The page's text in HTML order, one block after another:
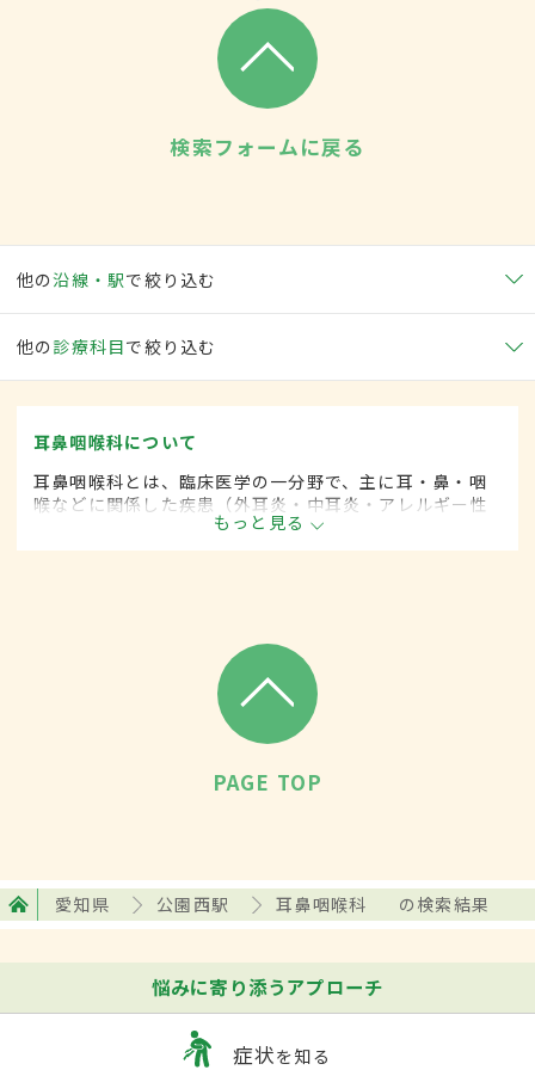
検索フォームに戻る
他の沿線・駅で絞り込む
他の 診療科目で絞り込む
耳鼻咽喉科について
耳鼻咽喉科とは、臨床医学の一分野で、主に耳・鼻・咽
喉などに関係した疾患（外耳炎・中耳炎・アレルギー性
鼻炎・咽頭がん・扁桃炎・喉頭がんなど）を専門的に取
り扱います。
もっと見る
PAGE TOP
愛知県 公園西駅 耳鼻咽喉科 の検索結果
悩みに寄り添うアプローチ
症状を知る